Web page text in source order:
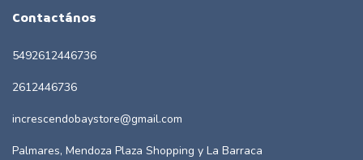
Contactános
5492612446736
2612446736
increscendobaystore@gmail.com
Palmares, Mendoza Plaza Shopping y La Barraca